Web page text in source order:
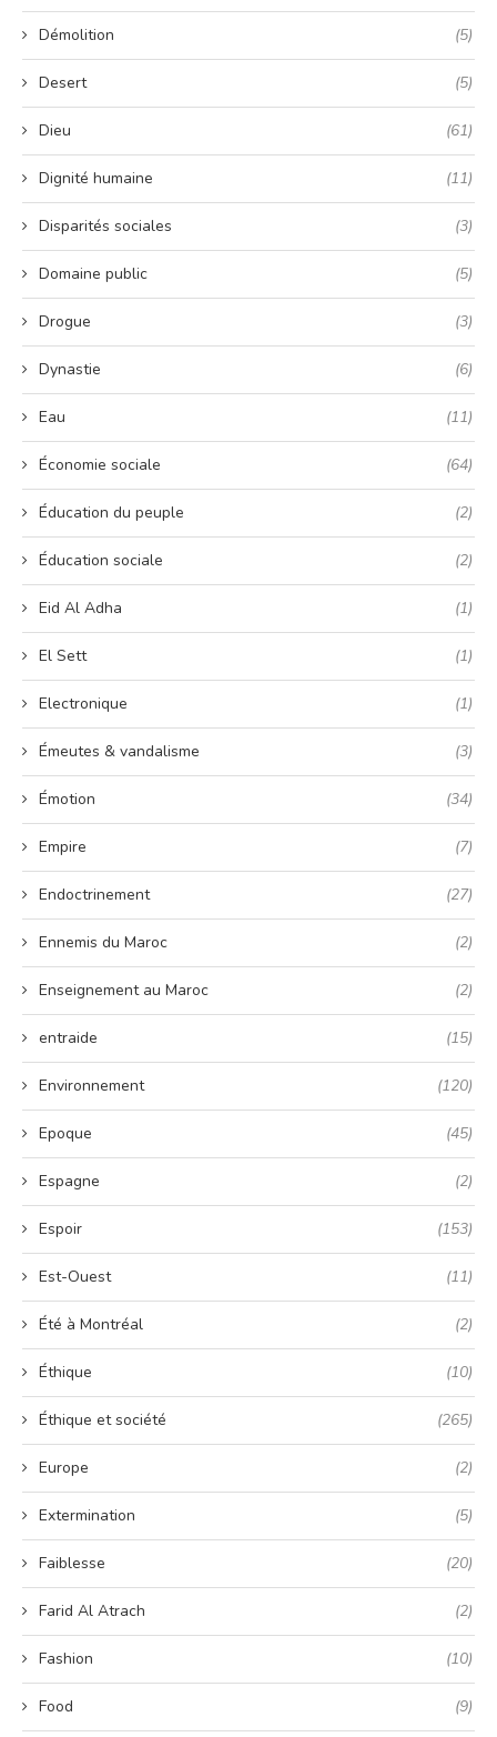
Démolition (5)
Desert (5)
Dieu (61)
Dignité humaine (11)
Disparités sociales (3)
Domaine public (5)
Drogue (3)
Dynastie (6)
Eau (11)
Économie sociale (64)
Éducation du peuple (2)
Éducation sociale (2)
Eid Al Adha (1)
El Sett (1)
Electronique (1)
Émeutes & vandalisme (3)
Émotion (34)
Empire (7)
Endoctrinement (27)
Ennemis du Maroc (2)
Enseignement au Maroc (2)
entraide (15)
Environnement (120)
Epoque (45)
Espagne (2)
Espoir (153)
Est-Ouest (11)
Été à Montréal (2)
Éthique (10)
Éthique et société (265)
Europe (2)
Extermination (5)
Faiblesse (20)
Farid Al Atrach (2)
Fashion (10)
Food (9)